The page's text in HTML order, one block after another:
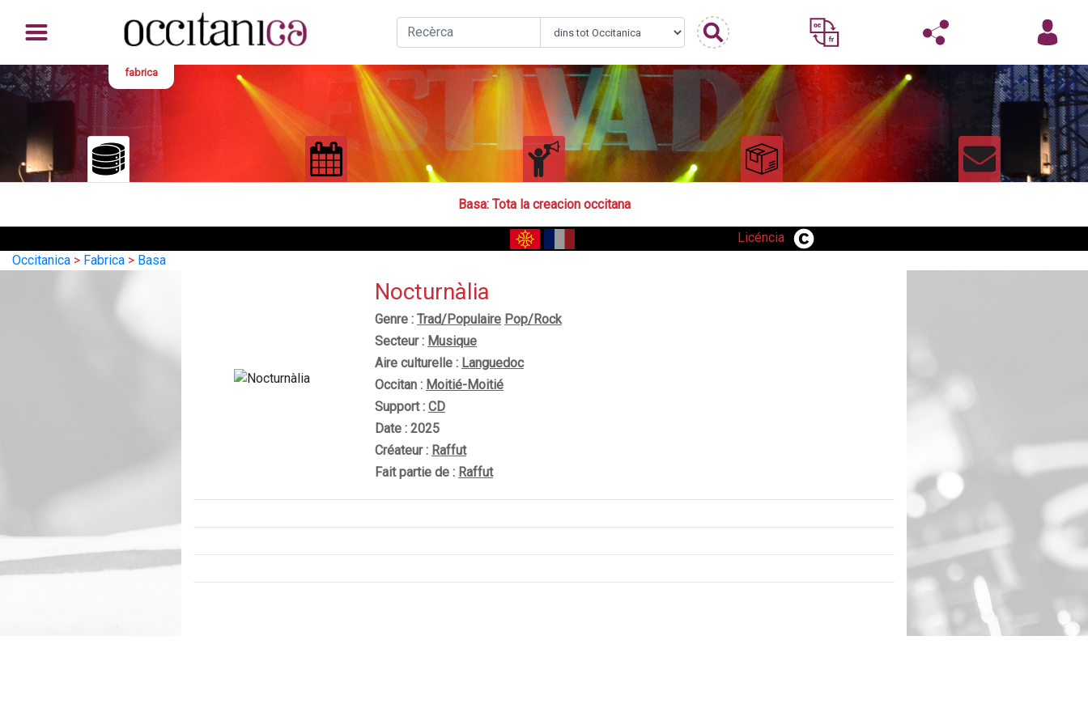
fabrica
Basa: Tota la creacion occitana
Licéncia
Occitanica > Fabrica > Basa
Nocturnàlia
Genre : Trad/Populaire Pop/Rock
Secteur : Musique
Aire culturelle : Languedoc
Occitan : Moitié-Moitié
Support : CD
Date : 2025
Créateur : Raffut
Fait partie de : Raffut